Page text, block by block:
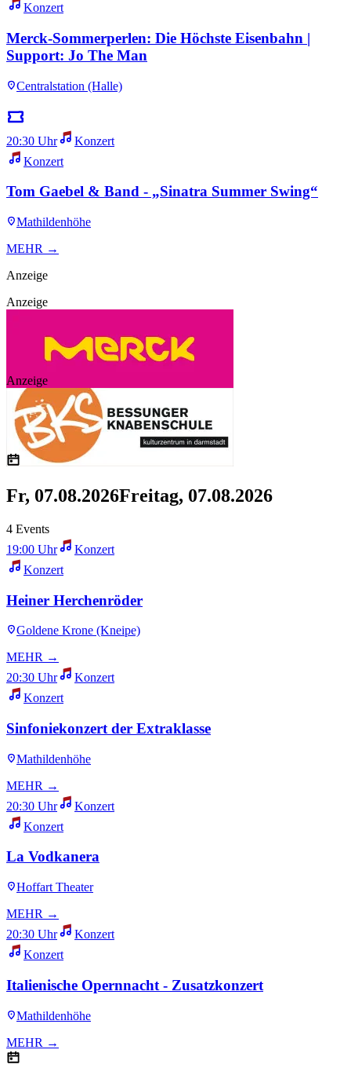
Konzert
Merck-Sommerperlen: Die Höchste Eisenbahn |
Support: Jo The Man
Centralstation (Halle)
20:30 Uhr
Konzert
Konzert
Tom Gaebel & Band - „Sinatra Summer Swing“
Mathildenhöhe
MEHR →
Anzeige
Anzeige
Anzeige
Fr, 07.08.2026Freitag, 07.08.2026
4 Events
19:00 Uhr
Konzert
Konzert
Heiner Herchenröder
Goldene Krone (Kneipe)
MEHR →
20:30 Uhr
Konzert
Konzert
Sinfoniekonzert der Extraklasse
Mathildenhöhe
MEHR →
20:30 Uhr
Konzert
Konzert
La Vodkanera
Hoffart Theater
MEHR →
20:30 Uhr
Konzert
Konzert
Italienische Opernnacht - Zusatzkonzert
Mathildenhöhe
MEHR →